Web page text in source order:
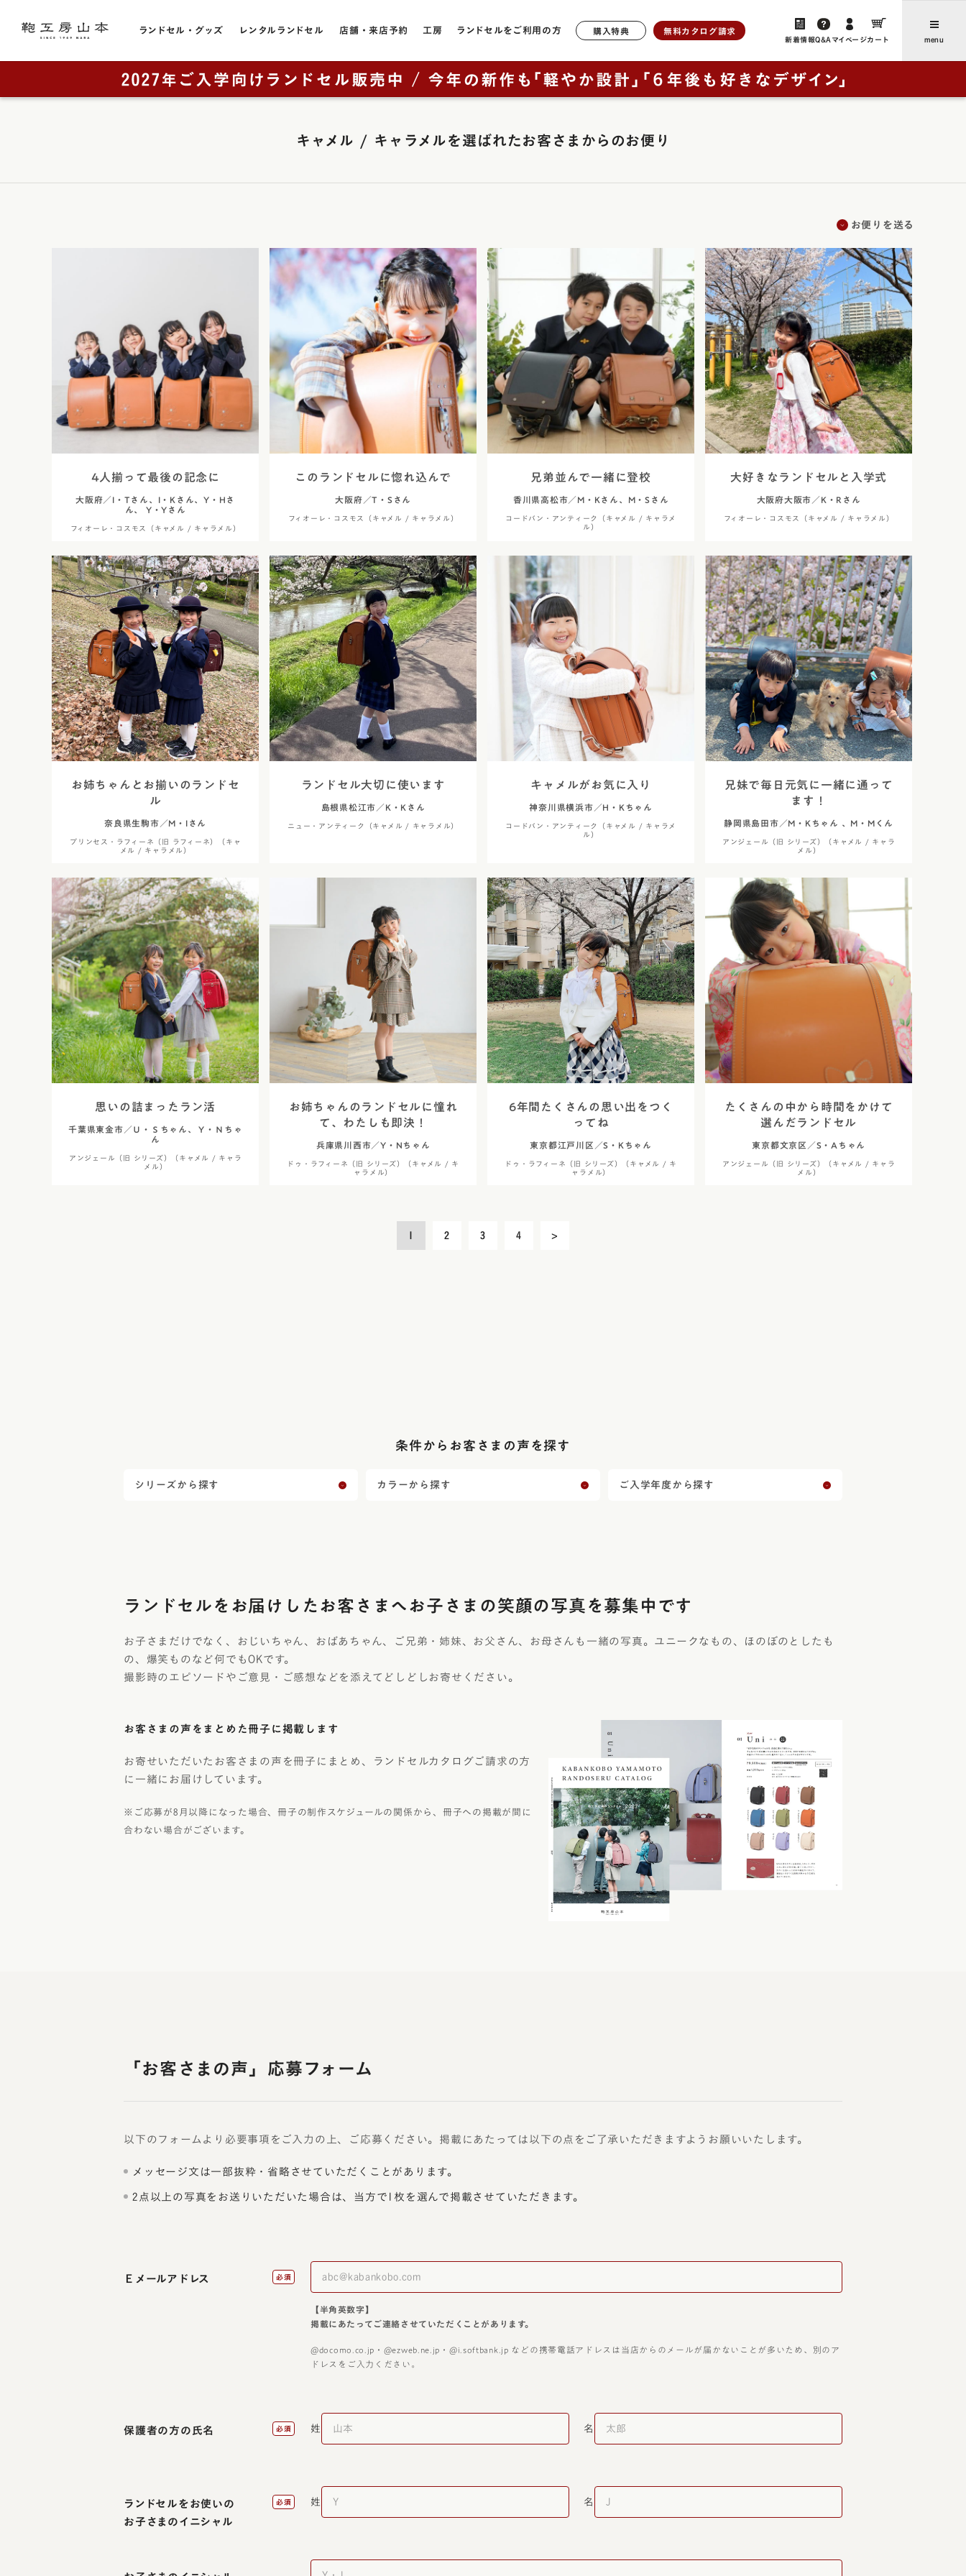
ランドセル・グッズ
レンタルランドセル
色から選ぶ
青色・ブルー
桃色・ピンク
ラベンダー・紫色・パープル
緑色・グリーン
黄色・イエロー
白色・アイボリー
茶色・キャメル・ブラウン
オレンジ色
ベージュ
シルバー・メタリック
デニム調
くすみカラー
パステルカラー
形状や軽さで選ぶ
キューブ型
牛革（1,360g前後）
コードバン（1,480g前後）
モデルから選ぶ
ニュー・アンティーク
ブラウニー
レイブラック
レイブラック・スペシャル
ラフィーネ
トゥインクル・ハート
フィオーレ・コスモス
フィオーレ・ブロッサム
アニエスベーランドセル with 鞄工房山本
久保田スラッガー × 鞄工房山本 コラボモ
デル
レイブラック・ノイ
ドゥ・アンジェール
コードバン
コードバン・アンティーク
コードバン・レイブラック
オールコードバン 夢こうろ
染
レンタルランドセル 店舗・来店予約
店舗一覧
銀座店
取り扱い店舗
工房
工房ランドセル選びのご案内
ランドセルをご利用の方
6年間無料修理・サポート
特典について
購入特典 無料カタログ請求
新着情報Q&A マイページカート menu
トピック
工房ランドセル選びのご案内
お店のこと
銀座店
ランドセルについて
カテゴリから探す（年中さん向
全てのランドセル一覧
ランドセルカバー・関連グッズ
ランドセルリメイク
アウトレット
鞄工房山本のランドセル
ランドセルヒストリー
背負いやすさ
美しさを生む伝統技法「コバ塗り」
6年間使える丈夫なつくり
使いやすさ
安全・安心機能
デザイン
よくあるご質問
採用について
キャメル / キャラメルを選ばれた お客さまからのお便り
お便りを送る
4人揃って最後の記念に
大阪府／I・Tさん、I・Kさん、Y・Hさ
ん、 Y・Yさん
フィオーレ・コスモス（キャメル / キャラメル）
このランドセルに惚れ込んで
大阪府／T・Sさん
フィオーレ・コスモス（キャメル / キャラメル）
兄弟並んで一緒に登校
香川県高松市／M・Kさん、M・Sさん
コードバン・アンティーク（キャメル / キャラメ
ル）
大好きなランドセルと入学式
大阪府大阪市／K・Rさん
フィオーレ・コスモス（キャメル / キャラメル）
お姉ちゃんとお揃いのランドセ
ル
奈良県生駒市／M・Iさん
プリンセス・ラフィーネ（旧 ラフィーネ）（キャ
メル / キャラメル）
ランドセル大切に使います
島根県松江市／K・Kさん
ニュー・アンティーク（キャメル / キャラメル）
キャメルがお気に入り
神奈川県横浜市／H・Kちゃん
コードバン・アンティーク（キャメル / キャラメ
ル）
兄妹で毎日元気に一緒に通って
ます！
静岡県島田市／M・Kちゃん 、M・Mくん
アンジェール（旧 シリーズ）（キャメル / キャラ
メル）
思いの詰まったラン活
千葉県東金市／Ｕ・Ｓちゃん、Ｙ・Ｎちゃ
ん
アンジェール（旧 シリーズ）（キャメル / キャラ
メル）
お姉ちゃんのランドセルに憧れ
て、わたしも即決！
兵庫県川西市／Y・Nちゃん
ドゥ・ラフィーネ（旧 シリーズ）（キャメル / キ
ャラメル）
6年間たくさんの思い出をつく
ってね
東京都江戸川区／S・Kちゃん
ドゥ・ラフィーネ（旧 シリーズ）（キャメル / キ
ャラメル）
たくさんの中から時間をかけて
選んだランドセル
東京都文京区／S・Aちゃん
アンジェール（旧 シリーズ）（キャメル / キャラ
メル）
1 2 3 4 >
条件からお客さまの声を探す
シリーズから探す カラーから探す ご入学年度から探す
ランドセルをお届けしたお客さまへ お子さまの笑顔の写真を募集中です
お子さまだけでなく、おじいちゃん、おばあちゃん、ご兄弟・姉妹、お父さん、お母さんも一緒の写真。ユニークなもの、ほのぼのとしたも
の、爆笑ものなど何でもOKです。
撮影時のエピソードやご意見・ご感想などを添えてどしどしお寄せください。
お客さまの声をまとめた冊子に掲載します
お寄せいただいたお客さまの声を冊子にまとめ、ランドセルカタログご請求の方
に一緒にお届けしています。
※ご応募が8月以降になった場合、冊子の制作スケジュールの関係から、冊子への掲載が間に
合わない場合がございます。
「お客さまの声」応募フォーム
以下のフォームより必要事項をご入力の上、ご応募ください。掲載にあたっては以下の点をご了承いただきますようお願いいたします。
メッセージ文は一部抜粋・省略させていただくことがあります。
2点以上の写真をお送りいただいた場合は、当方で1枚を選んで掲載させていただきます。
Ｅメールアドレス 必須
【半角英数字】
掲載にあたってご連絡させていただくことがあります。
@docomo.co.jp・@ezweb.ne.jp・@i.softbank.jp などの携帯電話アドレスは当店からのメールが届かないことが多いため、別のア
ドレスをご入力ください。
保護者の方の氏名 必須 姓 名
ランドセルをお使いの
お子さまのイニシャル
必須 姓 名